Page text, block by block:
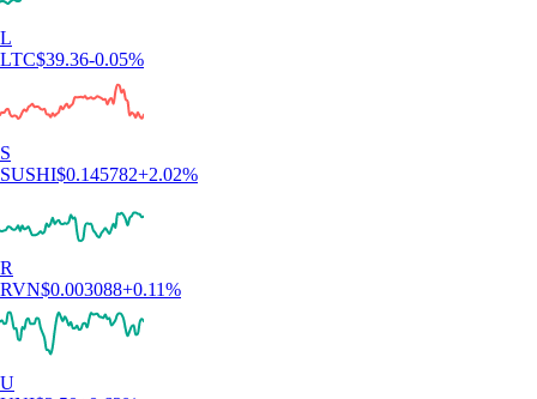
L
LTC$39.36-0.05%
S
SUSHI$0.145782+2.02%
R
RVN$0.003088+0.11%
U